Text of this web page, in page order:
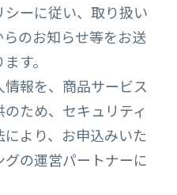
ーに従い、取り扱い
らのお知らせ等をお送
す。
報を、商品サービス
ため、セキュリティ
より、お申込みいた
の運営パートナーに